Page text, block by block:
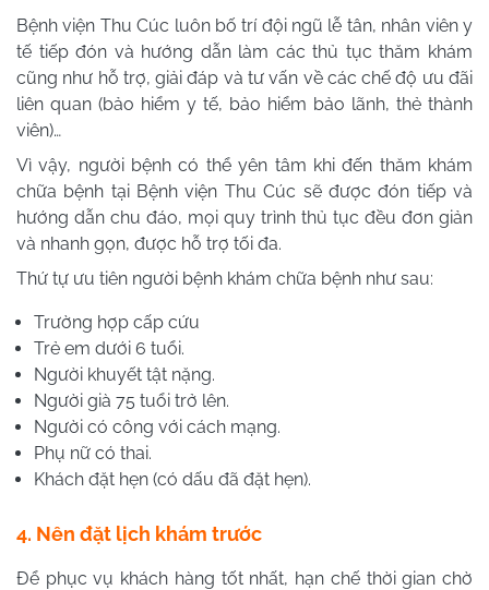
Bệnh viện Thu Cúc luôn bố trí đội ngũ lễ tân, nhân viên y
tế tiếp đón và hướng dẫn làm các thủ tục thăm khám
cũng như hỗ trợ, giải đáp và tư vấn về các chế độ ưu đãi
liên quan (bảo hiểm y tế, bảo hiểm bảo lãnh, thẻ thành
viên)…
Vì vậy, người bệnh có thể yên tâm khi đến thăm khám
chữa bệnh tại Bệnh viện Thu Cúc sẽ được đón tiếp và
hướng dẫn chu đáo, mọi quy trình thủ tục đều đơn giản
và nhanh gọn, được hỗ trợ tối đa.
Thứ tự ưu tiên người bệnh khám chữa bệnh như sau:
Trường hợp cấp cứu
Trẻ em dưới 6 tuổi.
Người khuyết tật nặng.
Người già 75 tuổi trở lên.
Người có công với cách mạng.
Phụ nữ có thai.
Khách đặt hẹn (có dấu đã đặt hẹn).
4. Nên đặt lịch khám trước
Để phục vụ khách hàng tốt nhất, hạn chế thời gian chờ